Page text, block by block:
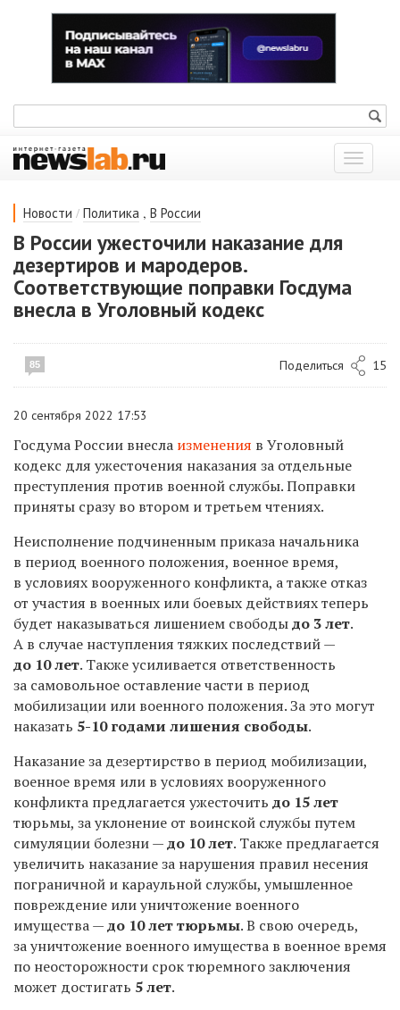
Показать
меню
Новости / Политика , В России
В России ужесточили наказание для
дезертиров и мародеров.
Соответствующие поправки Госдума
внесла в Уголовный кодекс
85 Поделиться 15
20 сентября 2022 17:53
Госдума России внесла изменения в Уголовный
кодекс для ужесточения наказания за отдельные
преступления против военной службы. Поправки
приняты сразу во втором и третьем чтениях.
Неисполнение подчиненным приказа начальника
в период военного положения, военное время,
в условиях вооруженного конфликта, а также отказ
от участия в военных или боевых действиях теперь
будет наказываться лишением свободыдо 3 лет.
А в случае наступления тяжких последствий —
до 10 лет. Также усиливается ответственность
за самовольное оставление части в период
мобилизации или военного положения. За это могут
наказать 5-10 годами лишения свободы.
Наказание за дезертирство в период мобилизации,
военное время или в условиях вооруженного
конфликта предлагается ужесточить до 15 лет
тюрьмы, за уклонение от воинской службы путем
симуляции болезни —до 10 лет. Также предлагается
увеличить наказание за нарушения правил несения
пограничной и караульной службы, умышленное
повреждение или уничтожение военного
имущества —до 10 лет тюрьмы. В свою очередь,
за уничтожение военного имущества в военное время
по неосторожности срок тюремного заключения
может достигать 5 лет.